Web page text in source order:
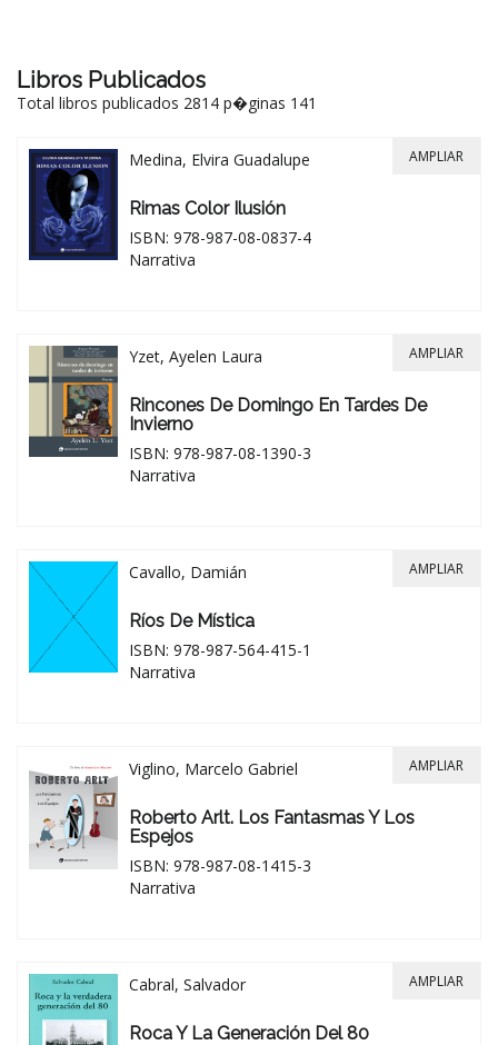
Libros Publicados
Total libros publicados 2814 p�ginas 141
Medina, Elvira Guadalupe
Rimas Color Ilusión
ISBN: 978-987-08-0837-4
Narrativa
AMPLIAR
Yzet, Ayelen Laura
Rincones De Domingo En Tardes De
Invierno
ISBN: 978-987-08-1390-3
Narrativa
AMPLIAR
Cavallo, Damián
Ríos De Mística
ISBN: 978-987-564-415-1
Narrativa
AMPLIAR
Viglino, Marcelo Gabriel
Roberto Arlt. Los Fantasmas Y Los
Espejos
ISBN: 978-987-08-1415-3
Narrativa
AMPLIAR
Cabral, Salvador
Roca Y La Generación Del 80
AMPLIAR